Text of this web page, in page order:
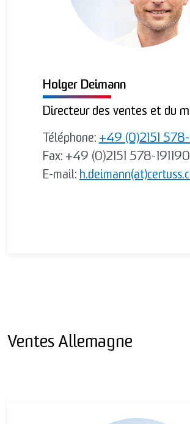
Directeur des ventes et du
Holger Deimann
Téléphone: +49 (0)2151
Fax: +49 (0)2151 578-191190
E-mail:
Ventes Allemagne